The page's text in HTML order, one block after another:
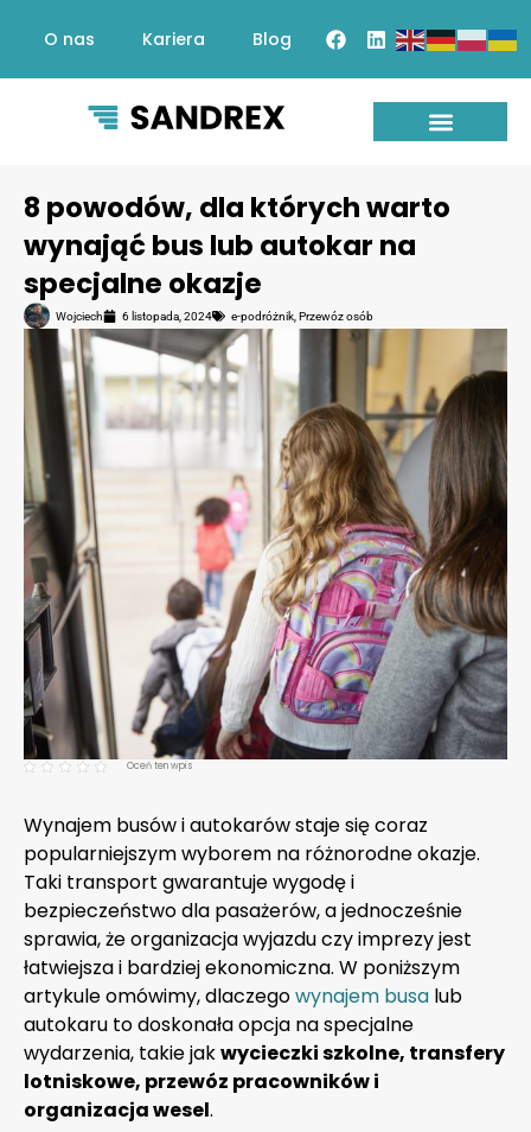
O nas Kariera Blog
8 powodów, dla których warto
wynająć bus lub autokar na
specjalne okazje
Wojciech 6 listopada, 2024 e-podróżnik Przewóz osób
Oceń ten wpis
Wynajem busów i autokarów staje się coraz
popularniejszym wyborem na różnorodne okazje.
Taki transport gwarantuje wygodę i
bezpieczeństwo dla pasażerów, a jednocześnie
sprawia, że organizacja wyjazdu czy imprezy jest
łatwiejsza i bardziej ekonomiczna. W poniższym
artykule omówimy, dlaczegowynajem busa lub
autokaru to doskonała opcja na specjalne
wydarzenia, takie jakwycieczki szkolne, transfery
lotniskowe, przewóz pracowników i
organizacja wesel.